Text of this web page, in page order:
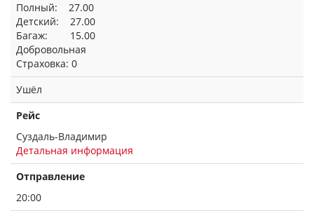
Полный: 27.00
Детский: 27.00
Багаж: 15.00
Добровольная
Страховка: 0
Ушёл
Рейс
Суздаль-Владимир
Детальная информация
Отправление
20:00